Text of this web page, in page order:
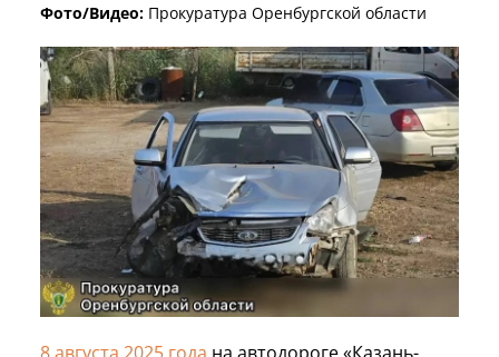
Фото/Видео: Прокуратура Оренбургской области